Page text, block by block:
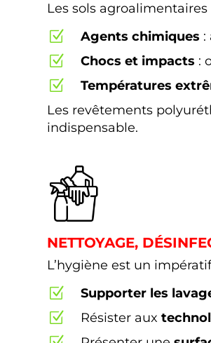
Les sols
Z Agents chimiques :
Z Chocs et impacts :
Z Températures
Les revêtements
indispensable.
NETTOYAGE,
L’hygiène est un
Z Supporter les
Z Résister aux